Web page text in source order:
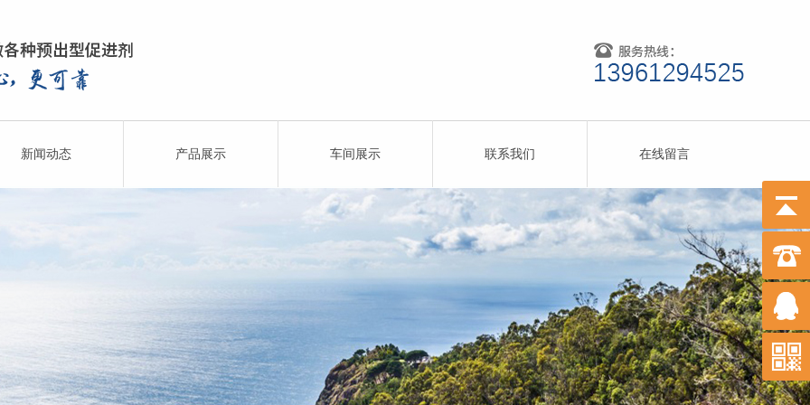
新闻动态 产品展示 车间展示 联系我们 在线留言